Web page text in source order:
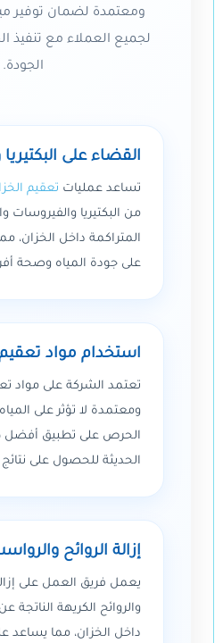
ومعتمدة لضمان توفير
لجميع العملاء مع تنفيذ
الجودة.
القضاء على البكتيريا
تساعد عمليات تعقيم
من البكتيريا والفيروسات
المتراكمة داخل الخزان،
على جودة المياه وصحة
استخدام مواد
تعتمد الشركة على مواد
ومعتمدة لا تؤثر على
الحرص على تطبيق أفضل
الحديثة للحصول على
إزالة الروائح
يعمل فريق العمل على
والروائح الكريهة الناتجة
داخل الخزان، مما يساعد